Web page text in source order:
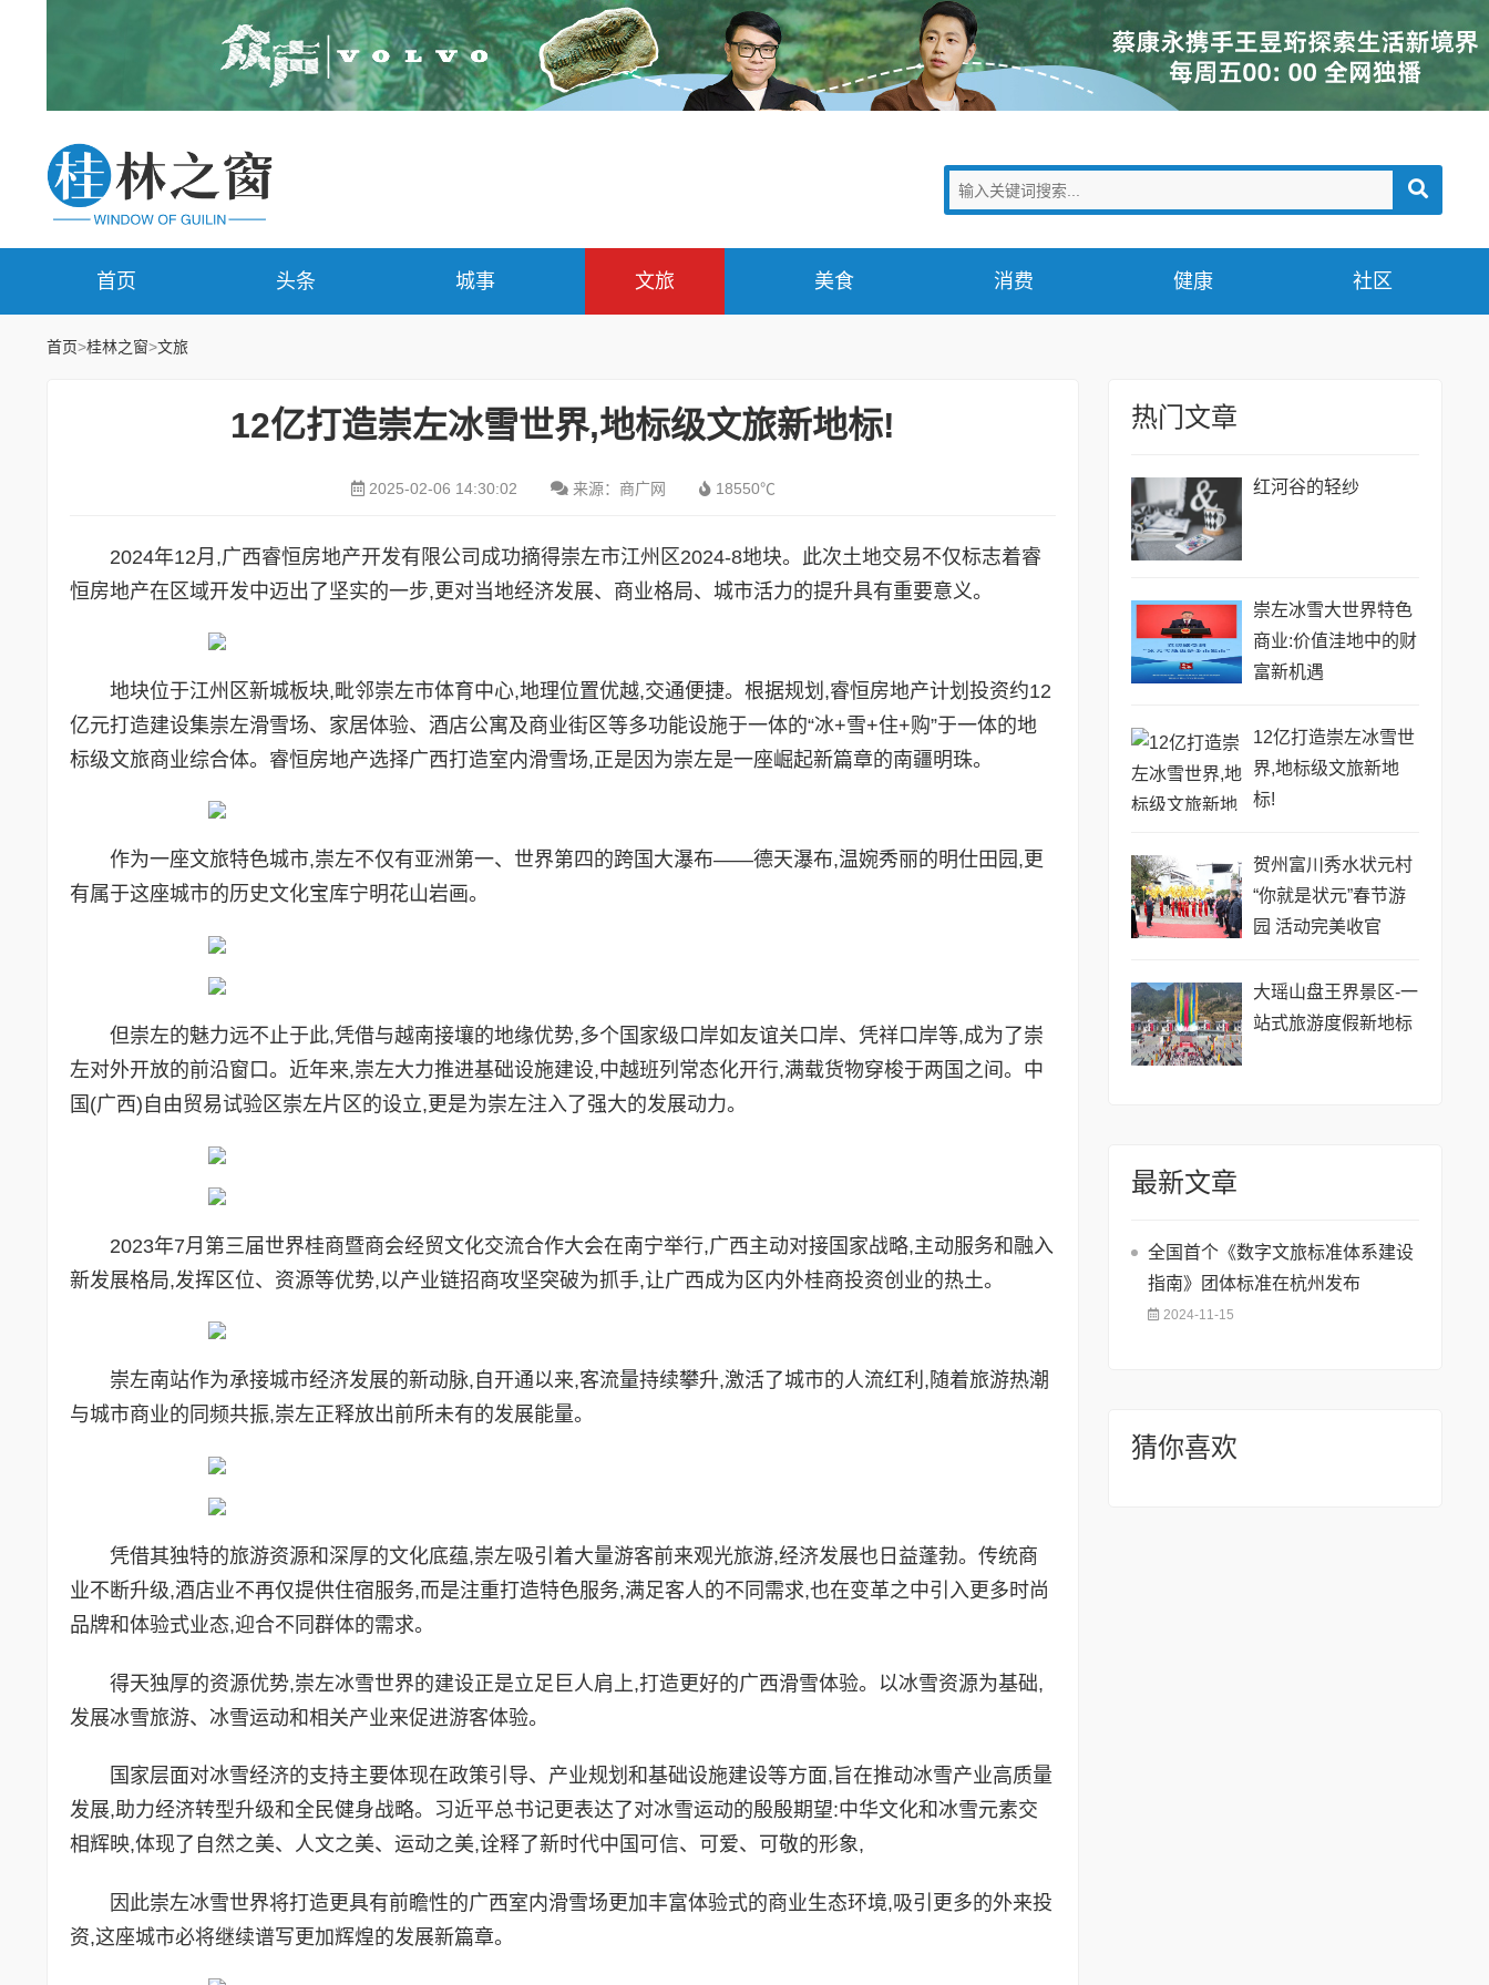
首页 头条 城事 文旅 美食 消费 健康 社区
首页>桂林之窗>文旅
12亿打造崇左冰雪世界,地标级文旅新地标!
2025-02-06 14:30:02 来源：商广网 18550℃
2024年12月,广西睿恒房地产开发有限公司成功摘得崇左市江州区2024-8地块。此次土地交易不仅标志着睿
恒房地产在区域开发中迈出了坚实的一步,更对当地经济发展、商业格局、城市活力的提升具有重要意义。
地块位于江州区新城板块,毗邻崇左市体育中心,地理位置优越,交通便捷。根据规划,睿恒房地产计划投资约12
亿元打造建设集崇左滑雪场、家居体验、酒店公寓及商业街区等多功能设施于一体的“冰+雪+住+购”于一体的地
标级文旅商业综合体。睿恒房地产选择广西打造室内滑雪场,正是因为崇左是一座崛起新篇章的南疆明珠。
作为一座文旅特色城市,崇左不仅有亚洲第一、世界第四的跨国大瀑布——德天瀑布,温婉秀丽的明仕田园,更
有属于这座城市的历史文化宝库宁明花山岩画。
但崇左的魅力远不止于此,凭借与越南接壤的地缘优势,多个国家级口岸如友谊关口岸、凭祥口岸等,成为了崇
左对外开放的前沿窗口。近年来,崇左大力推进基础设施建设,中越班列常态化开行,满载货物穿梭于两国之间。中
国(广西)自由贸易试验区崇左片区的设立,更是为崇左注入了强大的发展动力。
2023年7月第三届世界桂商暨商会经贸文化交流合作大会在南宁举行,广西主动对接国家战略,主动服务和融入
新发展格局,发挥区位、资源等优势,以产业链招商攻坚突破为抓手,让广西成为区内外桂商投资创业的热土。
崇左南站作为承接城市经济发展的新动脉,自开通以来,客流量持续攀升,激活了城市的人流红利,随着旅游热潮
与城市商业的同频共振,崇左正释放出前所未有的发展能量。
凭借其独特的旅游资源和深厚的文化底蕴,崇左吸引着大量游客前来观光旅游,经济发展也日益蓬勃。传统商
业不断升级,酒店业不再仅提供住宿服务,而是注重打造特色服务,满足客人的不同需求,也在变革之中引入更多时尚
品牌和体验式业态,迎合不同群体的需求。
得天独厚的资源优势,崇左冰雪世界的建设正是立足巨人肩上,打造更好的广西滑雪体验。以冰雪资源为基础,
发展冰雪旅游、冰雪运动和相关产业来促进游客体验。
国家层面对冰雪经济的支持主要体现在政策引导、产业规划和基础设施建设等方面,旨在推动冰雪产业高质量
发展,助力经济转型升级和全民健身战略。习近平总书记更表达了对冰雪运动的殷殷期望:中华文化和冰雪元素交
相辉映,体现了自然之美、人文之美、运动之美,诠释了新时代中国可信、可爱、可敬的形象,
因此崇左冰雪世界将打造更具有前瞻性的广西室内滑雪场更加丰富体验式的商业生态环境,吸引更多的外来投
资,这座城市必将继续谱写更加辉煌的发展新篇章。
热门文章
红河谷的轻纱
崇左冰雪大世界特色
商业:价值洼地中的财
富新机遇
12亿打造崇左冰雪世
界,地标级文旅新地
标!
贺州富川秀水状元村
“你就是状元”春节游
园 活动完美收官
大瑶山盘王界景区-一
站式旅游度假新地标
最新文章
全国首个《数字文旅标准体系建设
指南》团体标准在杭州发布
2024-11-15
猜你喜欢